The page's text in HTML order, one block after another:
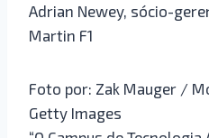
Adrian Newey, sócio-
Martin F1
Foto por: Zak Mauger /
Getty Images